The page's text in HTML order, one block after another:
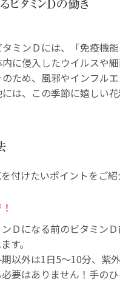
タミンＤには、「免疫機
内に侵入したウイルスや
のため、風邪やインフル
は、この季節に嬉しい
付けたいポイントをご紹
Ｄになる前のビタミン
す。
以外は1日5～10分、紫
要はありません！手のひ